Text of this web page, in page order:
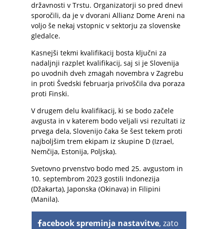
državnosti v Trstu. Organizatorji so pred dnevi
sporočili, da je v dvorani Allianz Dome Areni na
voljo še nekaj vstopnic v sektorju za slovenske
gledalce.
Kasnejši tekmi kvalifikacij bosta ključni za
nadaljnji razplet kvalifikacij, saj si je Slovenija
po uvodnih dveh zmagah novembra v Zagrebu
in proti Švedski februarja privoščila dva poraza
proti Finski.
V drugem delu kvalifikacij, ki se bodo začele
avgusta in v katerem bodo veljali vsi rezultati iz
prvega dela, Slovenijo čaka še šest tekem proti
najboljšim trem ekipam iz skupine D (Izrael,
Nemčija, Estonija, Poljska).
Svetovno prvenstvo bodo med 25. avgustom in
10. septembrom 2023 gostili Indonezija
(Džakarta), Japonska (Okinava) in Filipini
(Manila).
acebook spreminja nastavitve, zato